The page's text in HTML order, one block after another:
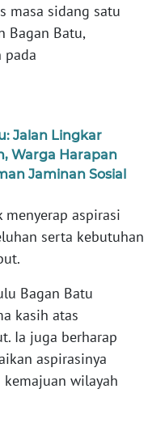
masa sidang satu
Bagan Batu,
pada
Jalan Lingkar
Warga Harapan
Jaminan Sosial
aspirasi
serta kebutuhan
Bagan Batu
kasih atas
Ia juga berharap
aspirasinya
wilayah